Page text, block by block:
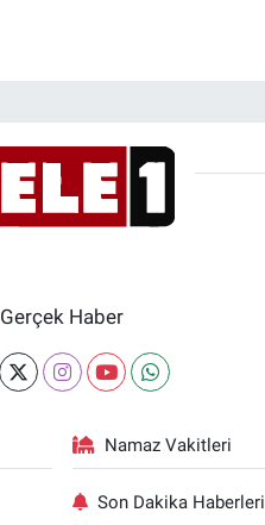
Gerçek Haber
Namaz Vakitleri
Son Dakika Haberleri